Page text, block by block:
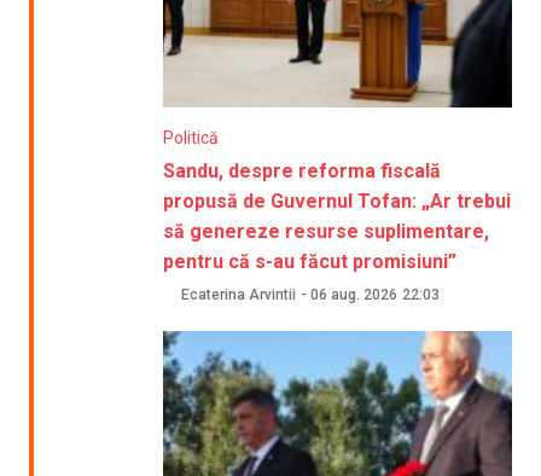
Politică
Sandu, despre reforma fiscală
propusă de Guvernul Tofan: „Ar trebui
să genereze resurse suplimentare,
pentru că s-au făcut promisiuni”
Ecaterina Arvintii - 06 aug. 2026 22:03